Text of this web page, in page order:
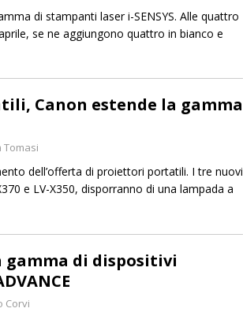
di stampanti laser i-SENSYS. Alle quattro
se ne aggiungono quattro in bianco e
Canon estende la gamma
Tomasi
dell’offerta di proiettori portatili. I tre nuovi
e LV-X350, disporranno di una lampada a
gamma di dispositivi
Corvi